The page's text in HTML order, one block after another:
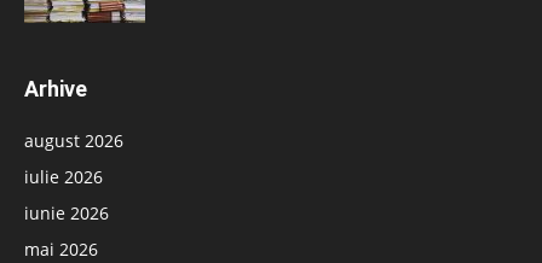
Arhive
august 2026
iulie 2026
iunie 2026
mai 2026